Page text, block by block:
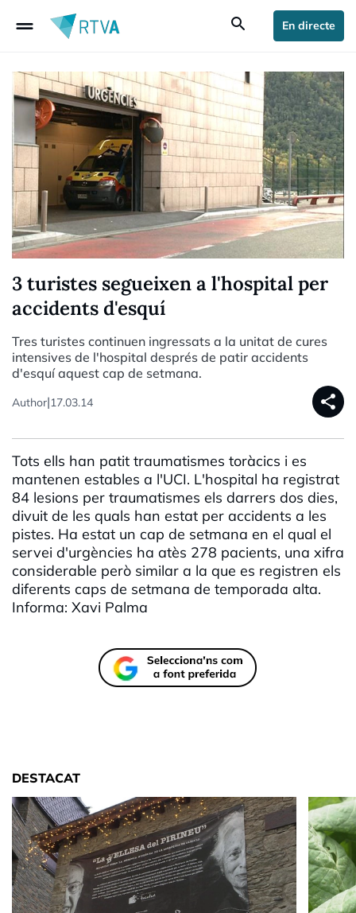
drag_handle search En directe
3 turistes segueixen a l'hospital per
accidents d'esquí
Tres turistes continuen ingressats a la unitat de cures
intensives de l'hospital després de patir accidents
d'esquí aquest cap de setmana.
Author|17.03.14 share
Tots ells han patit traumatismes toràcics i es
mantenen estables a l'UCI. L'hospital ha registrat
84 lesions per traumatismes els darrers dos dies,
divuit de les quals han estat per accidents a les
pistes. Ha estat un cap de setmana en el qual el
servei d'urgències ha atès 278 pacients, una xifra
considerable però similar a la que es registren els
diferents caps de setmana de temporada alta.
Informa: Xavi Palma
DESTACAT